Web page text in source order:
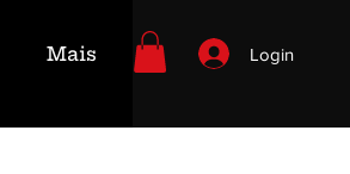
Mais Login